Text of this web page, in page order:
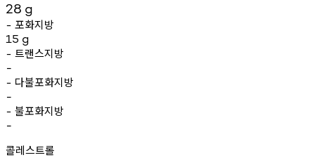
28 g
- 포화지방
15 g
- 트랜스지방
-
- 다불포화지방
-
- 불포화지방
-
콜레스트롤